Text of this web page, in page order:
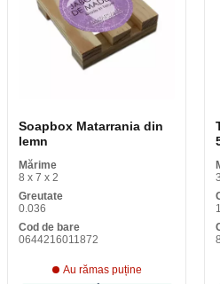
Soapbox Matarrania din
lemn
Mărime
8 x 7 x 2
Greutate
0.036
Cod de bare
0644216011872
Au rămas puține